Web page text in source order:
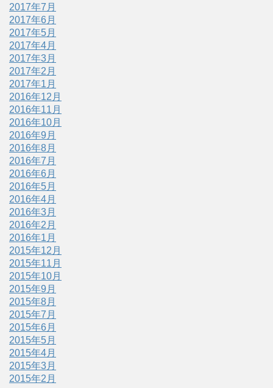
2017年7月
2017年6月
2017年5月
2017年4月
2017年3月
2017年2月
2017年1月
2016年12月
2016年11月
2016年10月
2016年9月
2016年8月
2016年7月
2016年6月
2016年5月
2016年4月
2016年3月
2016年2月
2016年1月
2015年12月
2015年11月
2015年10月
2015年9月
2015年8月
2015年7月
2015年6月
2015年5月
2015年4月
2015年3月
2015年2月